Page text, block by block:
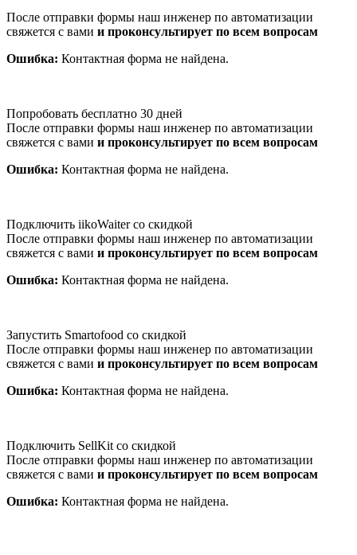
После отправки формы наш инженер по автоматизации
свяжется с вами и проконсультирует по всем вопросам
Ошибка: Контактная форма не найдена.
Попробовать бесплатно 30 дней
После отправки формы наш инженер по автоматизации
свяжется с вами и проконсультирует по всем вопросам
Ошибка: Контактная форма не найдена.
Подключить iikoWaiter со скидкой
После отправки формы наш инженер по автоматизации
свяжется с вами и проконсультирует по всем вопросам
Ошибка: Контактная форма не найдена.
Запустить Smartofood со скидкой
После отправки формы наш инженер по автоматизации
свяжется с вами и проконсультирует по всем вопросам
Ошибка: Контактная форма не найдена.
Подключить SellKit со скидкой
После отправки формы наш инженер по автоматизации
свяжется с вами и проконсультирует по всем вопросам
Ошибка: Контактная форма не найдена.